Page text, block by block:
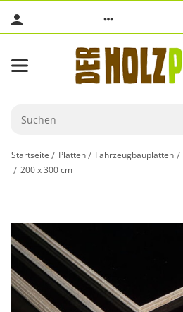
Startseite Platten Fahrzeugbauplatten
200 x 300 cm